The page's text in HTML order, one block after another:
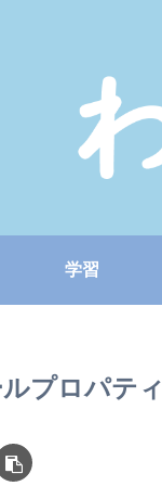
学習
プロパテ